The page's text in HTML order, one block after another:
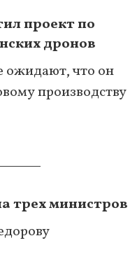
проект по
дронов
ожидают, что он
производству
трех министров